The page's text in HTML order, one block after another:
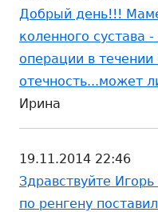
Добрый день!!!
коленного сустава
операции в течении
отечность...может
Ирина
19.11.2014 22:46
Здравствуйте
по ренгену